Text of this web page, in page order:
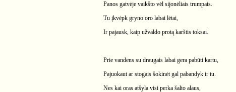
Panos gatvėje vaikšto vėl sijonėliais trumpais.
Tu įkvėpk gryno oro labai lėtai,
Ir pajausk, kaip užvaldo protą karštis toksai.
Prie vandens su draugais labai gera pabūti kartu,
Pajuokaut ar stogais šokinėt gal pabandyk ir tu.
Nes kai oras atšyla visi perka šalto alaus,